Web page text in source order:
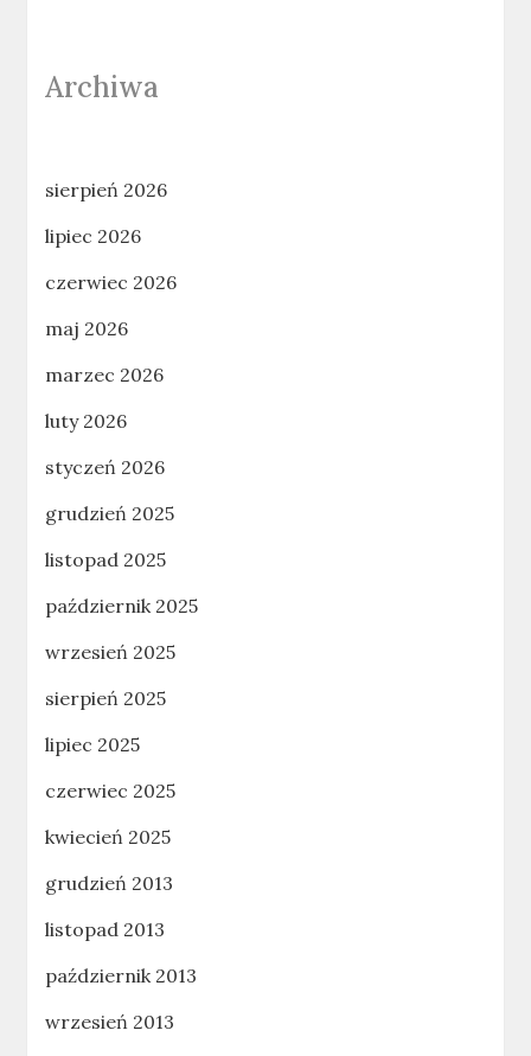
Archiwa
sierpień 2026
lipiec 2026
czerwiec 2026
maj 2026
marzec 2026
luty 2026
styczeń 2026
grudzień 2025
listopad 2025
październik 2025
wrzesień 2025
sierpień 2025
lipiec 2025
czerwiec 2025
kwiecień 2025
grudzień 2013
listopad 2013
październik 2013
wrzesień 2013